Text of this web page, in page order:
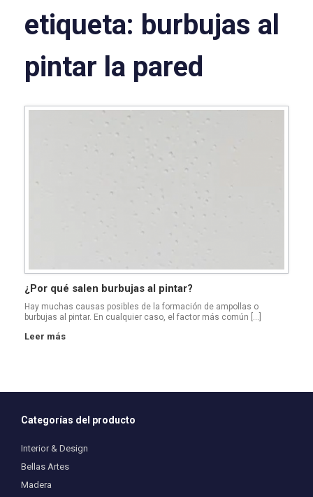
etiqueta: burbujas al
pintar la pared
¿Por qué salen burbujas al pintar?
Hay muchas causas posibles de la formación de ampollas o
burbujas al pintar. En cualquier caso, el factor más común […]
Leer más
Categorías del producto
Interior & Design
Bellas Artes
Madera